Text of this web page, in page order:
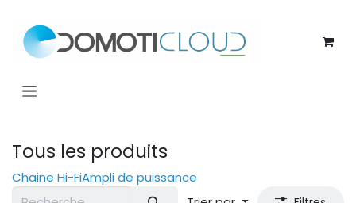
Tous les produits
Chaine Hi-FiAmpli de puissance